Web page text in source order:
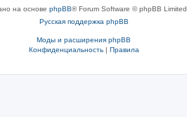
на основе phpBB® Forum Software © phpBB Limited
Русская поддержка phpBB
Моды и расширения phpBB
Конфиденциальность| Правила